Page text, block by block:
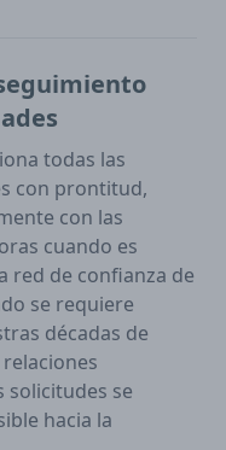
todas las
con prontitud,
con las
cuando es
red de confianza de
se requiere
décadas de
solicitudes se
hacia la